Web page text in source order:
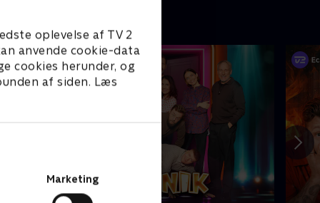
oplevelse af TV 2
anvende cookie-data
cookies herunder, og
af siden. Læs
Marketing